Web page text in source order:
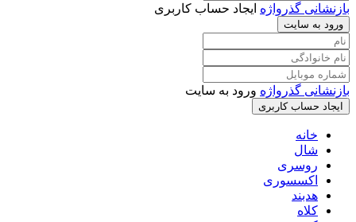
بازنشانی گذرواژه ایجاد حساب کاربری
ورود به سایت
بازنشانی گذرواژه ورود به سایت
ایجاد حساب کاربری
خانه
شال
روسری
اکسسوری
هدبند
کلاه